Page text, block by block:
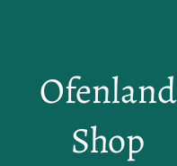
Ofenland
Shop